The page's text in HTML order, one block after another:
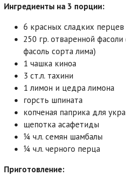
Ингредиенты на 3 порции:
6 красных сладких перцев
250 гр. отваренной
фасоль сорта лима)
1 чашка киноа
3 ст.л. тахини
1 лимон и цедра лимона
горсть шпината
копченая паприка для
щепотка асафетиды
1⁄4 ч.л. семян шамбалы
1⁄4 ч.л. черного перца
Приготовление: